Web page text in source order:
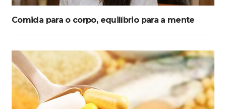
Comida para o corpo, equilíbrio para a mente